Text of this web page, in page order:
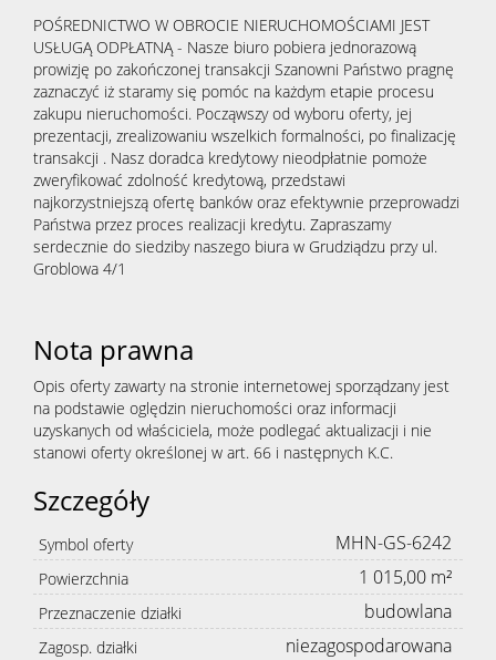
POŚREDNICTWO W OBROCIE NIERUCHOMOŚCIAMI JEST
USŁUGĄ ODPŁATNĄ - Nasze biuro pobiera jednorazową
prowizję po zakończonej transakcji Szanowni Państwo pragnę
zaznaczyć iż staramy się pomóc na każdym etapie procesu
zakupu nieruchomości. Począwszy od wyboru oferty, jej
prezentacji, zrealizowaniu wszelkich formalności, po finalizację
transakcji . Nasz doradca kredytowy nieodpłatnie pomoże
zweryfikować zdolność kredytową, przedstawi
najkorzystniejszą ofertę banków oraz efektywnie przeprowadzi
Państwa przez proces realizacji kredytu. Zapraszamy
serdecznie do siedziby naszego biura w Grudziądzu przy ul.
Groblowa 4/1
Nota prawna
Opis oferty zawarty na stronie internetowej sporządzany jest
na podstawie oględzin nieruchomości oraz informacji
uzyskanych od właściciela, może podlegać aktualizacji i nie
stanowi oferty określonej w art. 66 i następnych K.C.
Szczegóły
Symbol oferty MHN-GS-6242
Powierzchnia 1 015,00 m²
Przeznaczenie działki budowlana
Zagosp. działki niezagospodarowana